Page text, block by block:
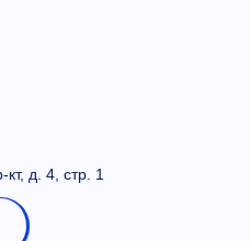
д. 4, стр. 1